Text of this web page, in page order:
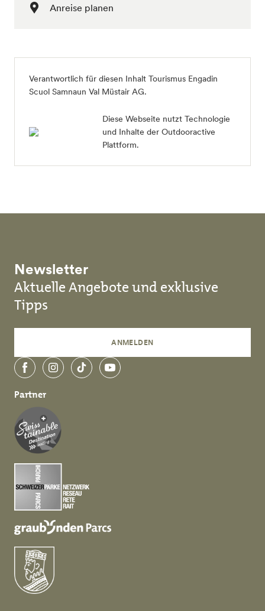
Anreise planen
Verantwortlich für diesen Inhalt Tourismus Engadin
Scuol Samnaun Val Müstair AG.
Diese Webseite nutzt Technologie
und Inhalte der Outdooractive
Plattform.
Newsletter
Aktuelle Angebote und exklusive
Tipps
ANMELDEN
FacebookInstagramTikTokYouTube
Partner